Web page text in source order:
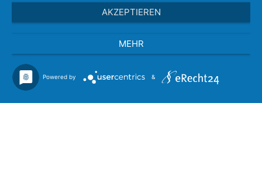
AKZEPTIEREN
MEHR
Powered by &